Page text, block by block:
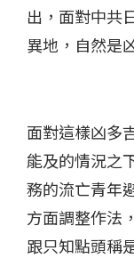
出，面對中共
異地，自然是
面對這樣凶多
能及的情況之
務的流亡青年
方面調整作法
跟只知點頭稱